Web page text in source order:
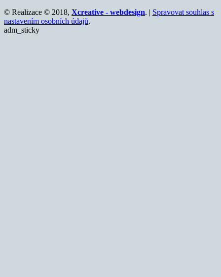
© Realizace © 2018, Xcreative - webdesign. | Spravovat souhlas s
nastavením osobních údajů.
adm_sticky